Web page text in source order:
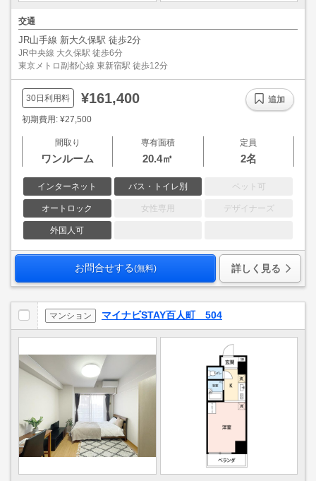
交通
JR山手線 新大久保駅 徒歩2分
JR中央線 大久保駅 徒歩6分
東京メトロ副都心線 東新宿駅 徒歩12分
30日利用料 ¥161,400
初期費用: ¥27,500
間取り
ワンルーム
専有面積
20.4㎡
定員
2名
インターネット バス・トイレ別 ペット可
オートロック 女性専用 デザイナーズ
外国人可
追加
お問合せする(無料) 詳しく見る
マンション マイナビSTAY百人町 504